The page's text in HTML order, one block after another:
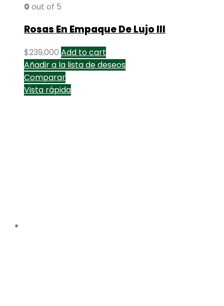
0 out of 5
Rosas En Empaque De Lujo III
$239,000 Add to cart
Añadir a la lista de deseos
Comparar
Vista rápida